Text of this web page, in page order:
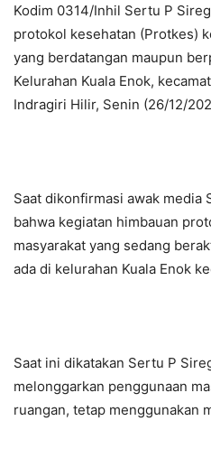
Kodim 0314/Inhil Sertu P
protokol kesehatan (Protkes)
yang berdatangan maupun
Kelurahan Kuala Enok,
Indragiri Hilir, Senin (26/12/
Saat dikonfirmasi awak media
bahwa kegiatan himbauan
masyarakat yang sedang
ada di kelurahan Kuala Enok
Saat ini dikatakan Sertu P
melonggarkan penggunaan
ruangan, tetap menggunakan